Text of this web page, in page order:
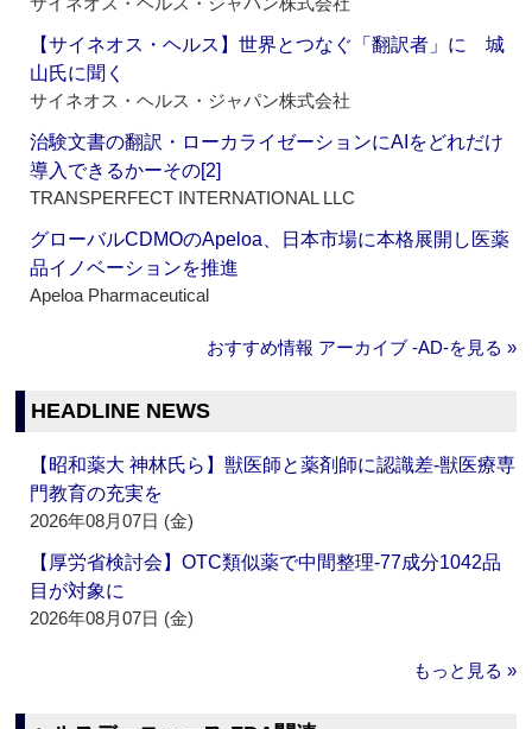
【サイネオス・ヘルス】世界とつなぐ「翻訳者」に 城
山氏に聞く
サイネオス・ヘルス・ジャパン株式会社
治験文書の翻訳・ローカライゼーションにAIをどれだけ
導入できるかーその[2]
TRANSPERFECT INTERNATIONAL LLC
グローバルCDMOのApeloa、日本市場に本格展開し医薬
品イノベーションを推進
Apeloa Pharmaceutical
おすすめ情報 アーカイブ ‐AD‐を見る »
HEADLINE NEWS
【昭和薬大 神林氏ら】獣医師と薬剤師に認識差‐獣医療専
門教育の充実を
2026年08月07日 (金)
【厚労省検討会】OTC類似薬で中間整理‐77成分1042品
目が対象に
2026年08月07日 (金)
もっと見る »